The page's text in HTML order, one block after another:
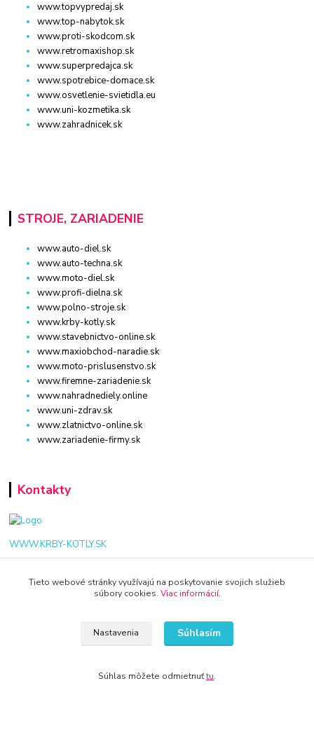
www.topvypredaj.sk
www.top-nabytok.sk
www.proti-skodcom.sk
www.retromaxishop.sk
www.superpredajca.sk
www.spotrebice-domace.sk
www.osvetlenie-svietidla.eu
www.uni-kozmetika.sk
www.zahradnicek.sk
STROJE, ZARIADENIE
www.auto-diel.sk
www.auto-techna.sk
www.moto-diel.sk
www.profi-dielna.sk
www.polno-stroje.sk
www.krby-kotly.sk
www.stavebnictvo-online.sk
www.maxiobchod-naradie.sk
www.moto-prislusenstvo.sk
www.firemne-zariadenie.sk
www.nahradnediely.online
www.uni-zdrav.sk
www.zlatnictvo-online.sk
www.zariadenie-firmy.sk
Kontakty
WWW.KRBY-KOTLY.SK
Tieto webové stránky využívajú na poskytovanie svojich služieb
súbory cookies. Viac informácií.
Nastavenia Súhlasím
Súhlas môžete odmietnuťtu.